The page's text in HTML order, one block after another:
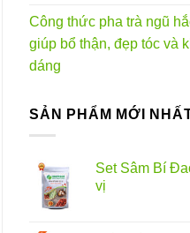
Công thức pha trà ngũ
giúp bổ thận, đẹp tóc và
dáng
SẢN PHẨM MỚI
Set Sâm Bí
vị